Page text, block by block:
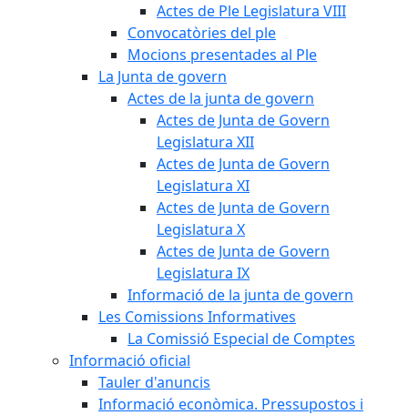
Actes de Ple Legislatura VIII
Convocatòries del ple
Mocions presentades al Ple
La Junta de govern
Actes de la junta de govern
Actes de Junta de Govern
Legislatura XII
Actes de Junta de Govern
Legislatura XI
Actes de Junta de Govern
Legislatura X
Actes de Junta de Govern
Legislatura IX
Informació de la junta de govern
Les Comissions Informatives
La Comissió Especial de Comptes
Informació oficial
Tauler d'anuncis
Informació econòmica. Pressupostos i